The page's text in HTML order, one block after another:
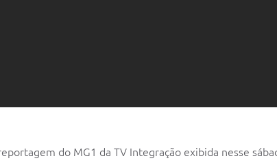
do MG1 da TV Integração exibida nesse